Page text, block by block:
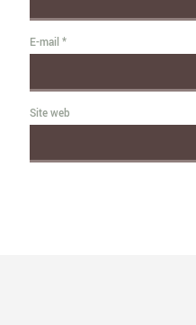
E-mail *
Site web